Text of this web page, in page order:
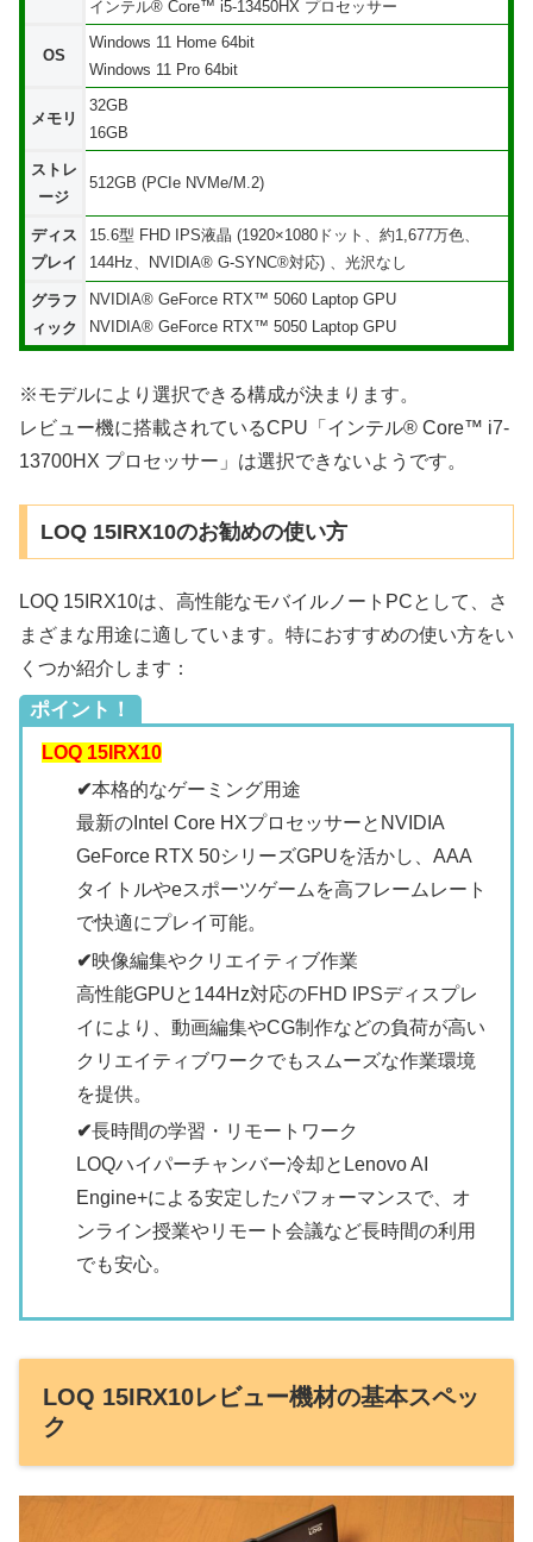
インテル® Core™ i5-13450HX プロセッサー
OS
Windows 11 Home 64bit
Windows 11 Pro 64bit
メモリ
32GB
16GB
ストレ
ージ
512GB (PCIe NVMe/M.2)
ディス
プレイ
15.6型 FHD IPS液晶 (1920×1080ドット、約1,677万色、
144Hz、NVIDIA® G-SYNC®対応) 、光沢なし
グラフ
ィック
NVIDIA® GeForce RTX™ 5060 Laptop GPU
NVIDIA® GeForce RTX™ 5050 Laptop GPU
※モデルにより選択できる構成が決まります。
レビュー機に搭載されているCPU「インテル® Core™ i7-
13700HX プロセッサー」は選択できないようです。
LOQ 15IRX10のお勧めの使い方
LOQ 15IRX10は、高性能なモバイルノートPCとして、さ
まざまな用途に適しています。特におすすめの使い方をい
くつか紹介します：
ポイント！
LOQ 15IRX10
✔本格的なゲーミング用途
最新のIntel Core HXプロセッサーとNVIDIA
GeForce RTX 50シリーズGPUを活かし、AAA
タイトルやeスポーツゲームを高フレームレート
で快適にプレイ可能。
✔映像編集やクリエイティブ作業
高性能GPUと144Hz対応のFHD IPSディスプレ
イにより、動画編集やCG制作などの負荷が高い
クリエイティブワークでもスムーズな作業環境
を提供。
✔長時間の学習・リモートワーク
LOQハイパーチャンバー冷却とLenovo AI
Engine+による安定したパフォーマンスで、オ
ンライン授業やリモート会議など長時間の利用
でも安心。
LOQ 15IRX10レビュー機材の基本スペッ
ク